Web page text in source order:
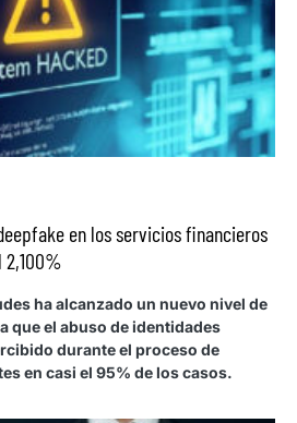
en los servicios financieros
2,100%
ha alcanzado un nuevo nivel de
que el abuso de identidades
durante el proceso de
en casi el 95% de los casos.